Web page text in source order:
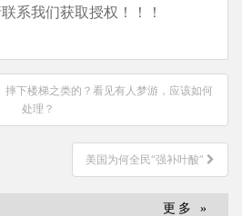
系我们获取授权！！！
摔下楼梯之类的？看见有人梦游，应该如何
处理？
美国为何全民“强补叶酸”
更多 »